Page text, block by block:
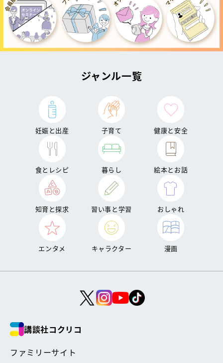
ジャンル一覧
妊娠と出産 子育て 健康と安全
食とレシピ 暮らし 絵本とお話
知育と探求 習い事と学習 おしゃれ
エンタメ キャラクター 漫画
講談社コクリコ
ファミリーサイト